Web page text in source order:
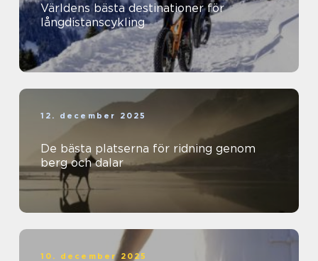
Världens bästa destinationer för
långdistanscykling
12. december 2025
De bästa platserna för ridning genom
berg och dalar
10. december 2025